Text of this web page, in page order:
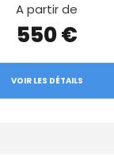
A partir de
550 €
VOIR LES DÉTAILS